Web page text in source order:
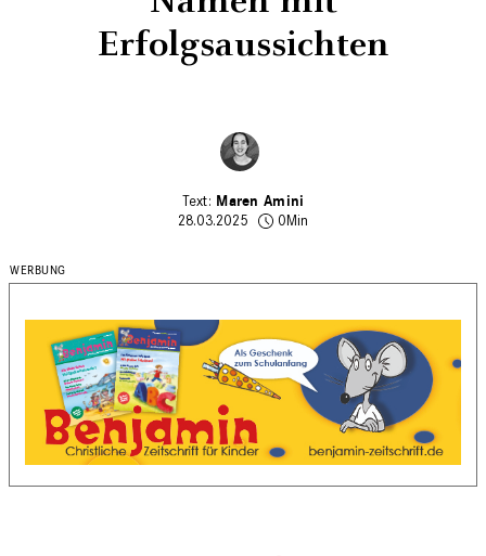
Erfolgsaussichten
Maren Amini
28.03.2025
0Min